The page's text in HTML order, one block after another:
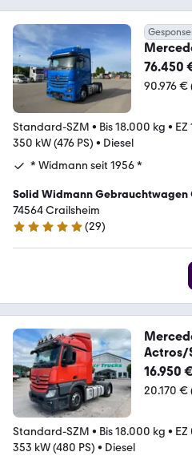
4xSHZ
76.450
90.976 €
Standard-SZM • Bis 18.000 kg • EZ
350 kW (476 PS) • Diesel
* Widmann seit 1956 *
Solid Widmann Gebrauchtwagen
74564 Crailsheim
5 Sterne
(29)
Actros/
C/Klima
16.950
20.170 €
Standard-SZM • Bis 18.000 kg • EZ
353 kW (480 PS) • Diesel